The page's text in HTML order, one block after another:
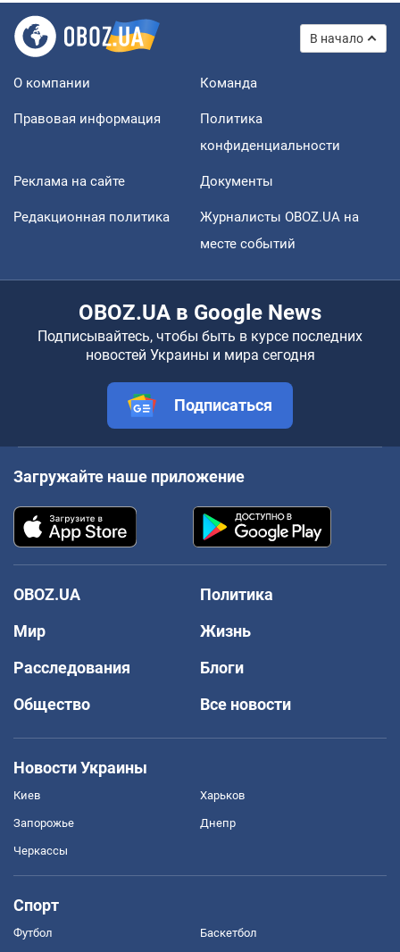
В начало
О компании Команда
Правовая информация
Политика
конфиденциальности
Реклама на сайте Документы
Редакционная политика
Журналисты OBOZ.UA на
месте событий
OBOZ.UA в Google News
Подписывайтесь, чтобы быть в курсе последних
новостей Украины и мира сегодня
Подписаться
Загружайте наше приложение
OBOZ.UA
Политика
Мир
Жизнь
Расследования
Блоги
Общество
Все новости
Новости Украины
Киев Харьков
Запорожье Днепр
Черкассы
Спорт
Футбол Баскетбол